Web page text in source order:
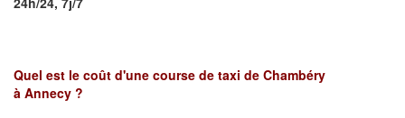
Quel est le coût d'une course de taxi de Chambéry
à Annecy ?